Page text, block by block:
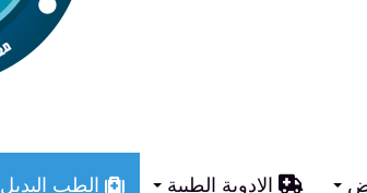
الادوية الطبية الطب البديل